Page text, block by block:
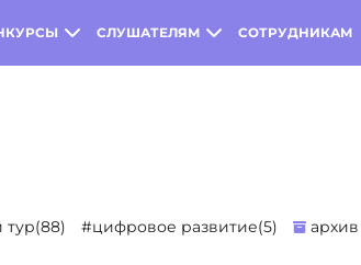
СЛУШАТЕЛЯМ СОТРУДНИКАМ
тур(88) #цифровое развитие(5) архив